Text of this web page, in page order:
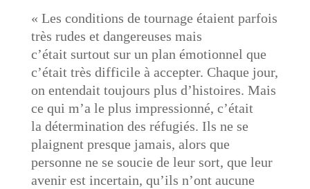
« Les conditions de tournage étaient parfois
très rudes et dangereuses mais
c’était surtout sur un plan émotionnel que
c’était très difficile à accepter. Chaque jour,
on entendait toujours plus d’histoires. Mais
ce qui m’a le plus impressionné, c’était
la détermination des réfugiés. Ils ne se
plaignent presque jamais, alors que
personne ne se soucie de leur sort, que leur
avenir est incertain, qu’ils n’ont aucune